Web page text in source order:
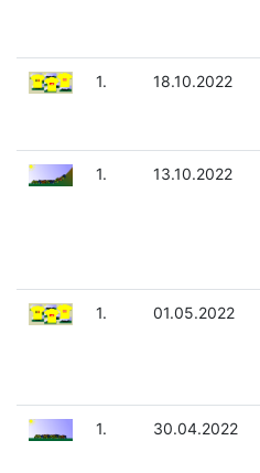
1. 18.10.2022
1. 13.10.2022
1. 01.05.2022
1. 30.04.2022